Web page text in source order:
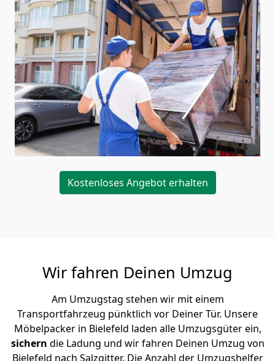
Kostenloses Angebot erhalten
Wir fahren Deinen Umzug
Am Umzugstag stehen wir mit einem
Transportfahrzeug pünktlich vor Deiner Tür. Unsere
Möbelpacker in Bielefeld laden alle Umzugsgüter ein,
sichern die Ladung und wir fahren Deinen Umzug von
Bielefeld nach Salzgitter. Die Anzahl der Umzugshelfer